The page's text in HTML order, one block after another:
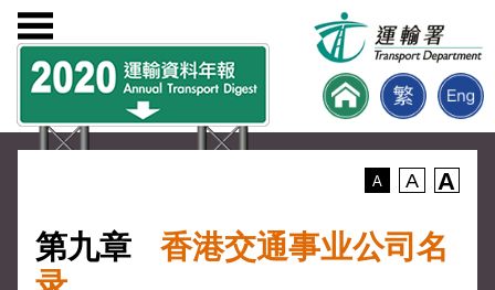
A A A
第九章
香港交通事业公司名